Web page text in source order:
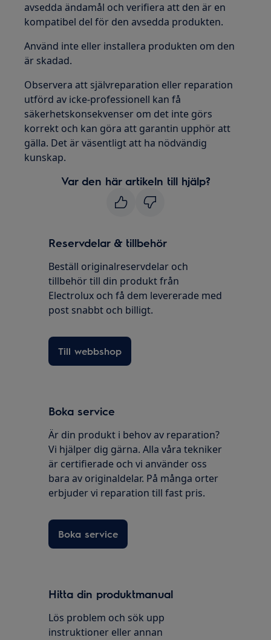
avsedda ändamål och verifiera att den är en
kompatibel del för den avsedda produkten.
Använd inte eller installera produkten om den
är skadad.
Observera att självreparation eller reparation
utförd av icke-professionell kan få
säkerhetskonsekvenser om det inte görs
korrekt och kan göra att garantin upphör att
gälla. Det är väsentligt att ha nödvändig
kunskap.
Var den här artikeln till hjälp?
Reservdelar & tillbehör
Beställ originalreservdelar och
tillbehör till din produkt från
Electrolux och få dem levererade med
post snabbt och billigt.
Till webbshop
Boka service
Är din produkt i behov av reparation?
Vi hjälper dig gärna. Alla våra tekniker
är certifierade och vi använder oss
bara av originaldelar. På många orter
erbjuder vi reparation till fast pris.
Boka service
Hitta din produktmanual
Lös problem och sök upp
instruktioner eller annan